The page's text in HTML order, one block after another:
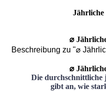
Jährliche
⌀
Beschreibung zu "⌀
⌀
Die
gibt an, wie